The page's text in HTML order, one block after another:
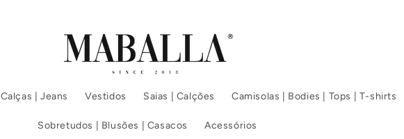
Calças | Jeans Vestidos Saias | Calções Camisolas | Bodies | Tops | T-shirts
Sobretudos | Blusões | Casacos Acessórios
i